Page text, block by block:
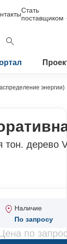
Стать
поставщиком
энергии)
тон. дерево
Наличие
По запросу
по